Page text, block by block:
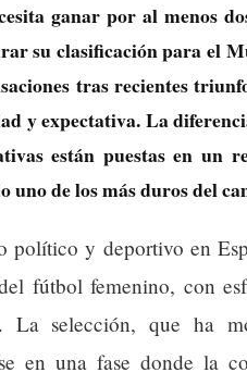
ganar por al menos
su clasificación para el
tras recientes
y expectativa. La
están puestas en un
uno de los más duros del
político y deportivo en
fútbol femenino, con
La selección, que ha
en una fase donde la